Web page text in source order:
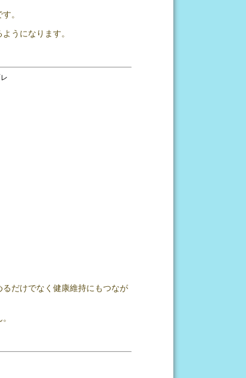
。
うになります。
だけでなく健康維持にもつなが